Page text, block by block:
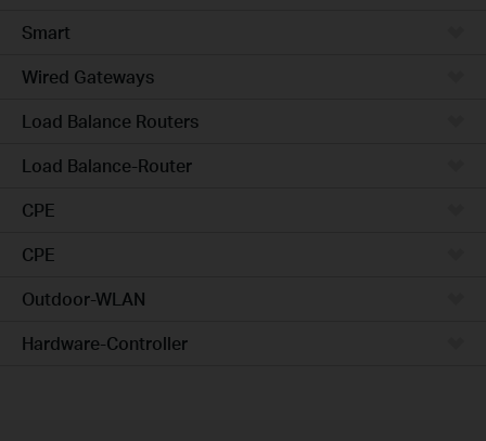
Smart
Wired Gateways
Load Balance Routers
Load Balance-Router
CPE
CPE
Outdoor-WLAN
Hardware-Controller